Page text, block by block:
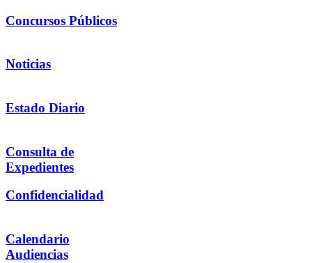
Concursos Públicos
Noticias
Estado Diario
Consulta de
Expedientes
Confidencialidad
Calendario
Audiencias